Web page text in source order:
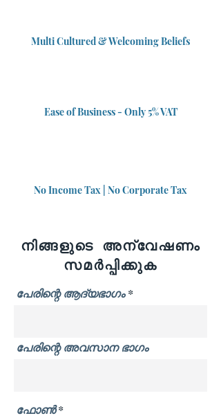
Multi Cultured & Welcoming Beliefs
Ease of Business - Only 5% VAT
No Income Tax | No Corporate Tax
നിങ്ങളുടെ അന്വേഷണം
സമർപ്പിക്കുക
പേരിന്റെ ആദ്യഭാഗം
പേരിന്റെ അവസാന ഭാഗം
ഫോൺ